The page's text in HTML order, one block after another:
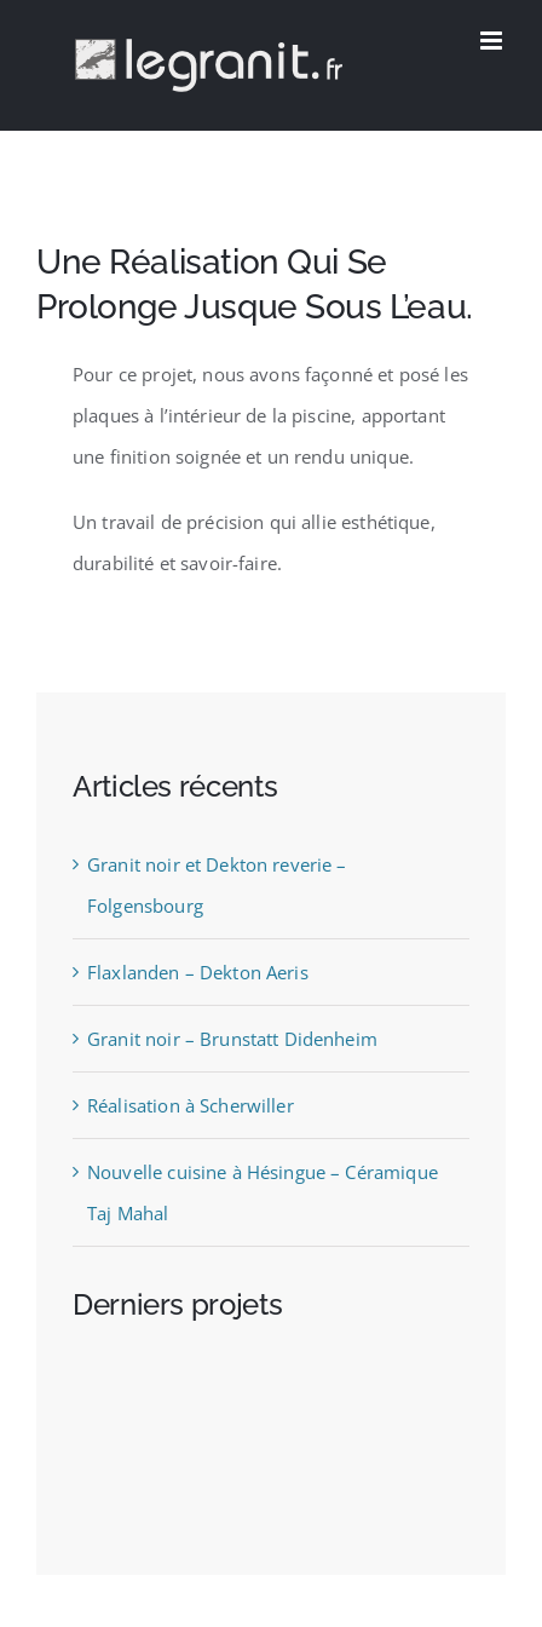
Une Réalisation Qui Se
Prolonge Jusque Sous L’eau.
Pour ce projet, nous avons façonné et posé les
plaques à l’intérieur de la piscine, apportant
une finition soignée et un rendu unique.
Un travail de précision qui allie esthétique,
durabilité et savoir-faire.
Articles récents
Granit noir et Dekton reverie –
Folgensbourg
Flaxlanden – Dekton Aeris
Granit noir – Brunstatt Didenheim
Réalisation à Scherwiller
Nouvelle cuisine à Hésingue – Céramique
Taj Mahal
Derniers projets